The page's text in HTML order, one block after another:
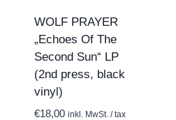
WOLF PRAYER
„Echoes Of The
Second Sun“ LP
(2nd press, black
vinyl)
€18,00 inkl. MwSt. / tax